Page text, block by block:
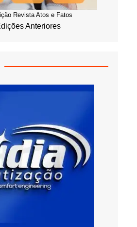
Revista Atos e Fatos
Anteriores